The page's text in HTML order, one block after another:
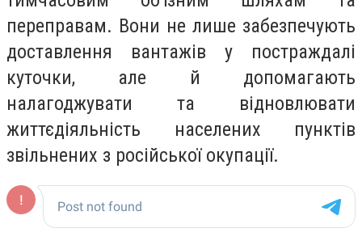
переправам. Вони не лише забезпечують
доставлення вантажів у постраждалі
куточки, але й допомагають
налагоджувати та відновлювати
життєдіяльність населених пунктів
звільнених з російської окупації.